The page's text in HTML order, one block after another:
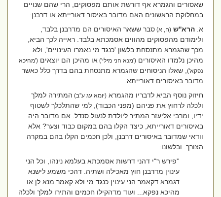
שאסורים והגמרא אף דורשת אותם מפסוקים, הרי שהם שנויים
במחלוקת הראשונים האם מדובר באיסור דאורייתא או דרבנן:
א.הרא''ש (ח, א) סבר ששאר האיסורים הם מדרבנן בלבד,
ולימודם מהפסוקים מהווים אסמכתא בלבד. ראייה לכך הביא,
מכך שהגמרא מתנסחת בלשון 'כנגד מי נאמרו העינויים', ולא
מהיכן נלמדו האיסורים('מנא הני מילי')או מהיכן הם יוצאים('מהיכא
נפקא'), שאלו הניסוחים שהגמרא מתנסחת בהם בדרך כלל כאשר
מדובר באיסורים דאורייתא.
חיזוק נוסף הביא לדבריו מהגמרא(יומא עג ע''ב)המתירה למלך
ולכלה לרחוץ את פניהם (מפני הכבוד), למי שהתלכלך לשטוף
ידיו, ומרבי אליעזר המתיר ליולדת לנעול סנדל. אם מדובר היה
באיסורים דאורייתא, כיצד הקלו בהם במקום כבוד וצער? אלא
וודאי שמדובר באיסורים דרבנן, ולכן חכמים הקלו בהם במקרה
הצורך. ובלשונו:
''פירש ר"י דהני דרשות אסמכתא בעלמא נינהו, וכל הני
עינוין מדרבנן חוץ מאכילה ושתיה. דהכי משמע לישנא
דגמרא דקאמר הני עינוין כנגד מי ולא קאמר מנא לן או
מהיכא נפקא... ועוד מדהקילו חכמים והתירו למלך ולכלה